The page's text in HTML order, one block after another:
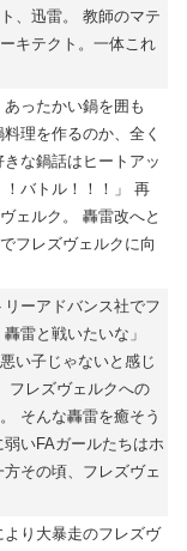
、迅雷。 教師のマテ
キテクト。一体これ
あったかい鍋を囲も
理を作るのか、全く
な鍋話はヒートアッ
バトル！！！」 再
ェルク。 轟雷改へと
フレズヴェルクに向
リーアドバンス社でフ
雷と戦いたいな」
い子じゃないと感じ
レズヴェルクへの
そんな轟雷を癒そう
いFAガールたちはホ
その頃、フレズヴェ
より大暴走のフレズヴ